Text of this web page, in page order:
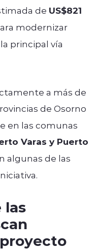
de US$821
modernizar
principal vía
a más de
de Osorno
en las comunas
Varas y Puerto
algunas de las
las